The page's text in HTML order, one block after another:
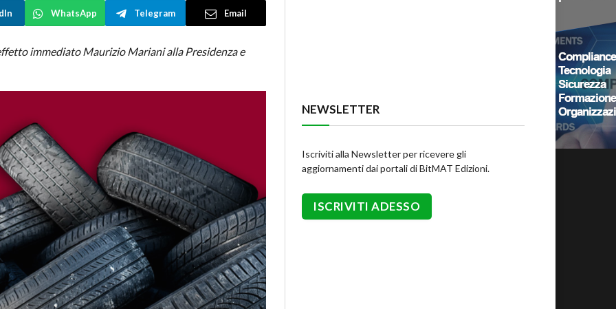
WhatsApp Telegram Email
immediato Maurizio Mariani alla Presidenza e
NEWSLETTER
Iscriviti alla Newsletter per ricevere gli
aggiornamenti dai portali di BitMAT Edizioni.